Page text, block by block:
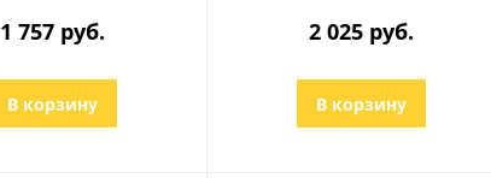
1 757 руб.
В корзину
2 025 руб.
В корзину